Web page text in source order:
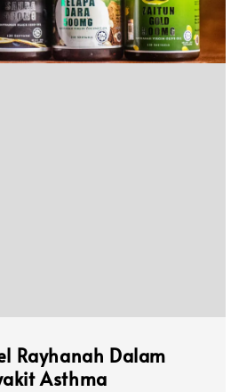
Rayhanah Dalam
Asthma